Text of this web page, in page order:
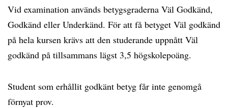
Vid examination används betygsgraderna Väl Godkänd,
Godkänd eller Underkänd. För att få betyget Väl godkänd
på hela kursen krävs att den studerande uppnått Väl
godkänd på tillsammans lägst 3,5 högskolepoäng.
Student som erhållit godkänt betyg får inte genomgå
förnyat prov.